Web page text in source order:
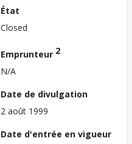
État
Closed
Emprunteur 2
N/A
Date de divulgation
2 août 1999
Date d'entrée en vigueur